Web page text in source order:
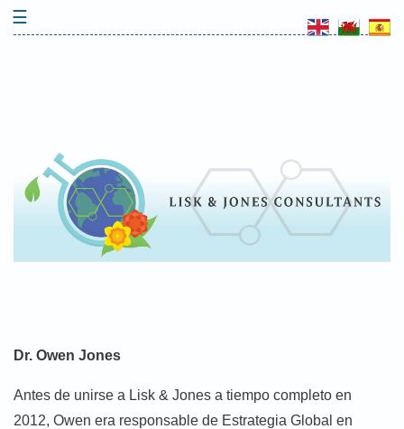
Skip
☰
Dr. Owen Jones
Antes de unirse a Lisk & Jones a tiempo completo en
2012, Owen era responsable de Estrategia Global en